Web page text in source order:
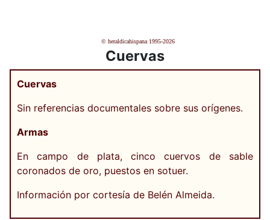
© heraldicahispana 1995-2026
Cuervas
Cuervas
Sin referencias documentales sobre sus orígenes.
Armas
En campo de plata, cinco cuervos de sable
coronados de oro, puestos en sotuer.
Información por cortesía de Belén Almeida.